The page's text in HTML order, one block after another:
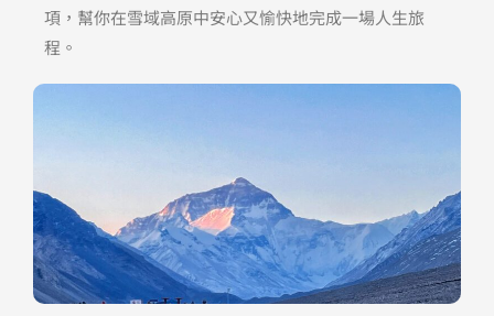
項，幫你在雪域高原中安心又愉快地完成一場人生旅
程。